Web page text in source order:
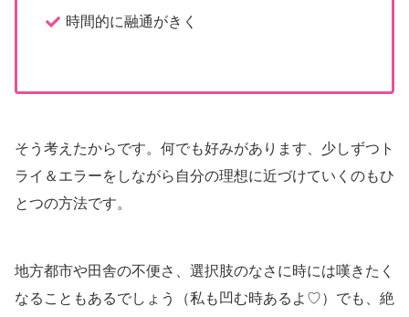
時間的に融通がきく
そう考えたからです。何でも好みがあります、少しずつト
ライ＆エラーをしながら自分の理想に近づけていくのもひ
とつの方法です。
地方都市や田舎の不便さ、選択肢のなさに時には嘆きたく
なることもあるでしょう（私も凹む時あるよ♡）でも、絶